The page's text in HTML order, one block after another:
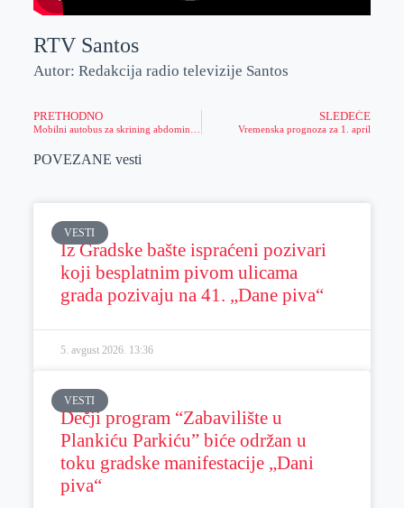
RTV Santos
Autor: Redakcija radio televizije Santos
PRETHODNO SLEDEĆE
Vremenska prognoza za 1. april
POVEZANE vesti
VESTI
Iz Gradske bašte ispraćeni pozivari
koji besplatnim pivom ulicama
grada pozivaju na 41. „Dane piva“
5. avgust 2026. 13:36
VESTI
Dečji program “Zabavilište u
Plankiću Parkiću” biće održan u
toku gradske manifestacije „Dani
piva“